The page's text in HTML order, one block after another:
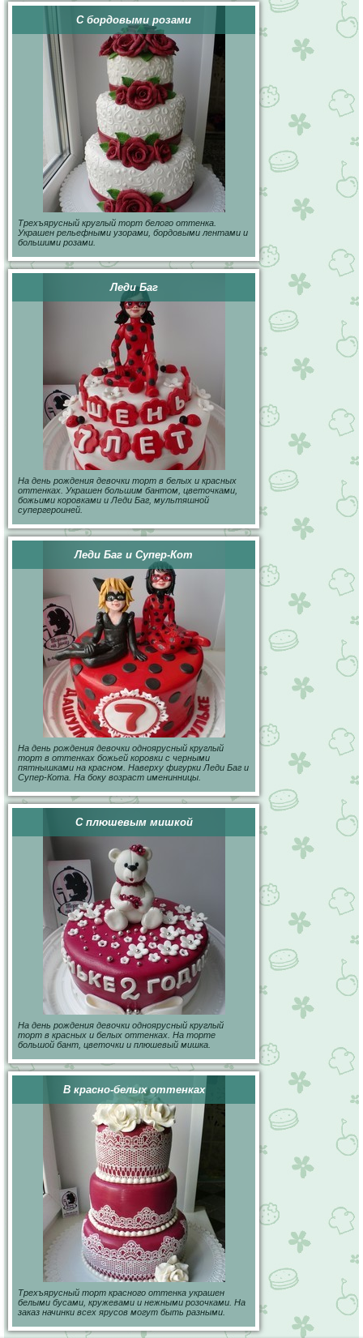
С бордовыми розами
Трехъярусный круглый торт белого оттенка.
Украшен рельефными узорами, бордовыми лентами и
большими розами.
Леди Баг
На день рождения девочки торт в белых и красных
оттенках. Украшен большим бантом, цветочками,
божьими коровками и Леди Баг, мультяшной
супергероиней.
Леди Баг и Супер-Кот
На день рождения девочки одноярусный круглый
торт в оттенках божьей коровки с черными
пятнышками на красном. Наверху фигурки Леди Баг и
Супер-Кота. На боку возраст именинницы.
С плюшевым мишкой
На день рождения девочки одноярусный круглый
торт в красных и белых оттенках. На торте
большой бант, цветочки и плюшевый мишка.
В красно-белых оттенках
Трехъярусный торт красного оттенка украшен
белыми бусами, кружевами и нежными розочками. На
заказ начинки всех ярусов могут быть разными.